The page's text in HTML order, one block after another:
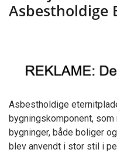
Asbestholdige
Asbestholdige
bygningskomponent, som
bygninger, både boliger
blev anvendt i stor stil i